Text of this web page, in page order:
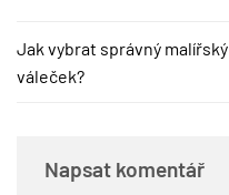
Jak vybrat správný malířský
váleček?
Napsat komentář